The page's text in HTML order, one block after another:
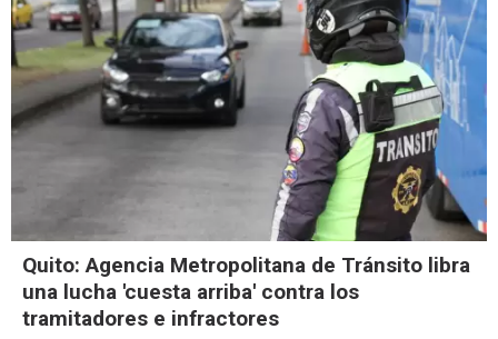
Quito: Agencia Metropolitana de Tránsito libra
una lucha 'cuesta arriba' contra los
tramitadores e infractores